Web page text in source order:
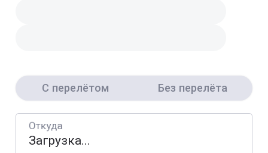
С перелётом Без перелёта
Откуда